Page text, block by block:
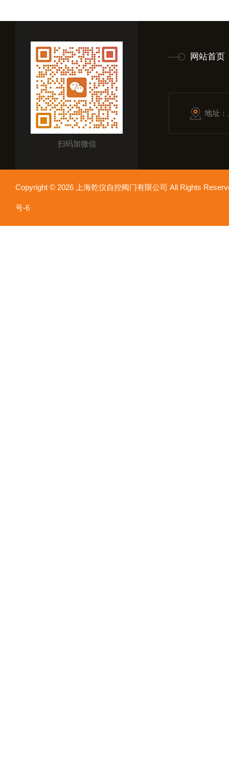
扫码加微信
网站首页
地址
Copyright © 2026 上海乾仪自控阀门有限公司 All Rights
号-6